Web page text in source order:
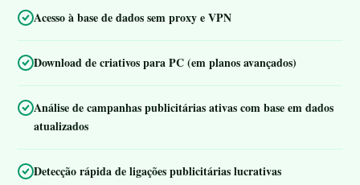
Acesso à base de dados sem proxy e VPN
Download de criativos para PC (em planos avançados)
Análise de campanhas publicitárias ativas com base em dados
atualizados
Detecção rápida de ligações publicitárias lucrativas